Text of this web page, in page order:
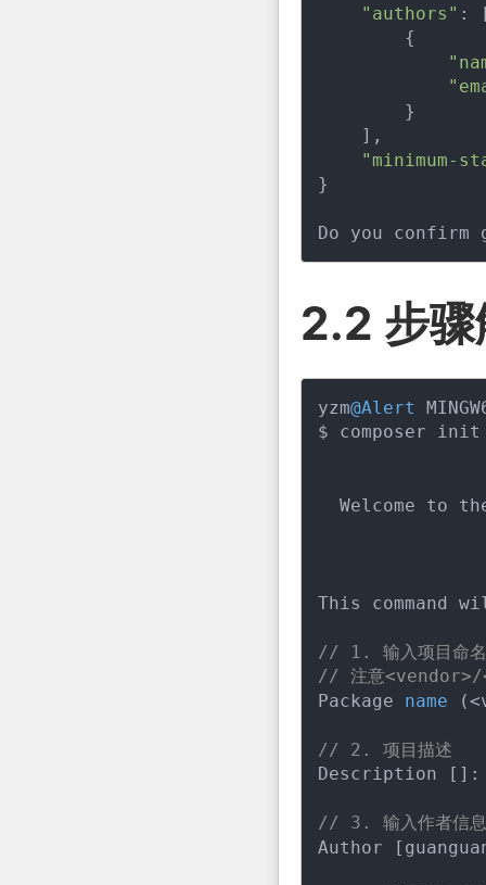
"authors" :
        {
        }
    ],
"minimum-
}
2.2 步骤
yzm@Alert
$ composer init
Welcome to
This command
// 1. 输入项目命名
// 注意
Package name
// 2. 项目描述
Description []:
// 3. 输入作者信息
Author